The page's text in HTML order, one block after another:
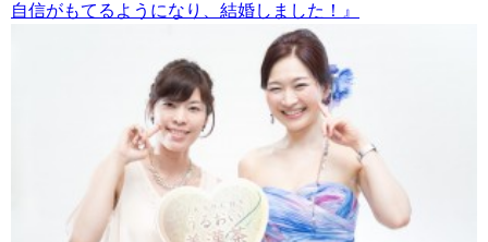
自信がもてるようになり、結婚しました！』